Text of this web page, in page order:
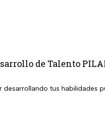
de Talento
tus habilidades